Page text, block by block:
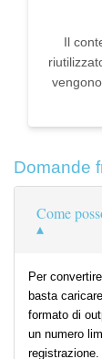
Il
Domande
Come
Per
basta
formato di
un numero
registrazione.